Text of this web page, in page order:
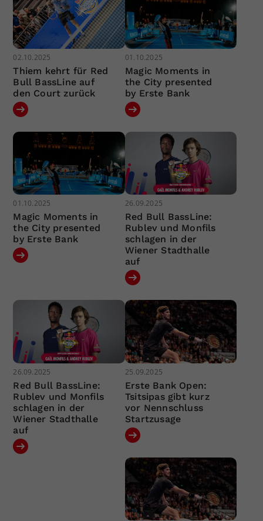
02.10.2025
Thiem kehrt für Red
Bull BassLine auf
den Court zurück
01.10.2025
Magic Moments in
the City presented
by Erste Bank
01.10.2025
Magic Moments in
the City presented
by Erste Bank
26.09.2025
Red Bull BassLine:
Rublev und Monfils
schlagen in der
Wiener Stadthalle
auf
26.09.2025
Red Bull BassLine:
Rublev und Monfils
schlagen in der
Wiener Stadthalle
auf
25.09.2025
Erste Bank Open:
Tsitsipas gibt kurz
vor Nennschluss
Startzusage